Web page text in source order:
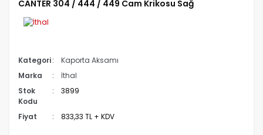
CANTER 304 / 444 / 449 Cam Krikosu Sağ
Kategori
Kaporta Aksamı
Marka
İthal
Stok
Kodu
3899
Fiyat 833,33 TL + KDV